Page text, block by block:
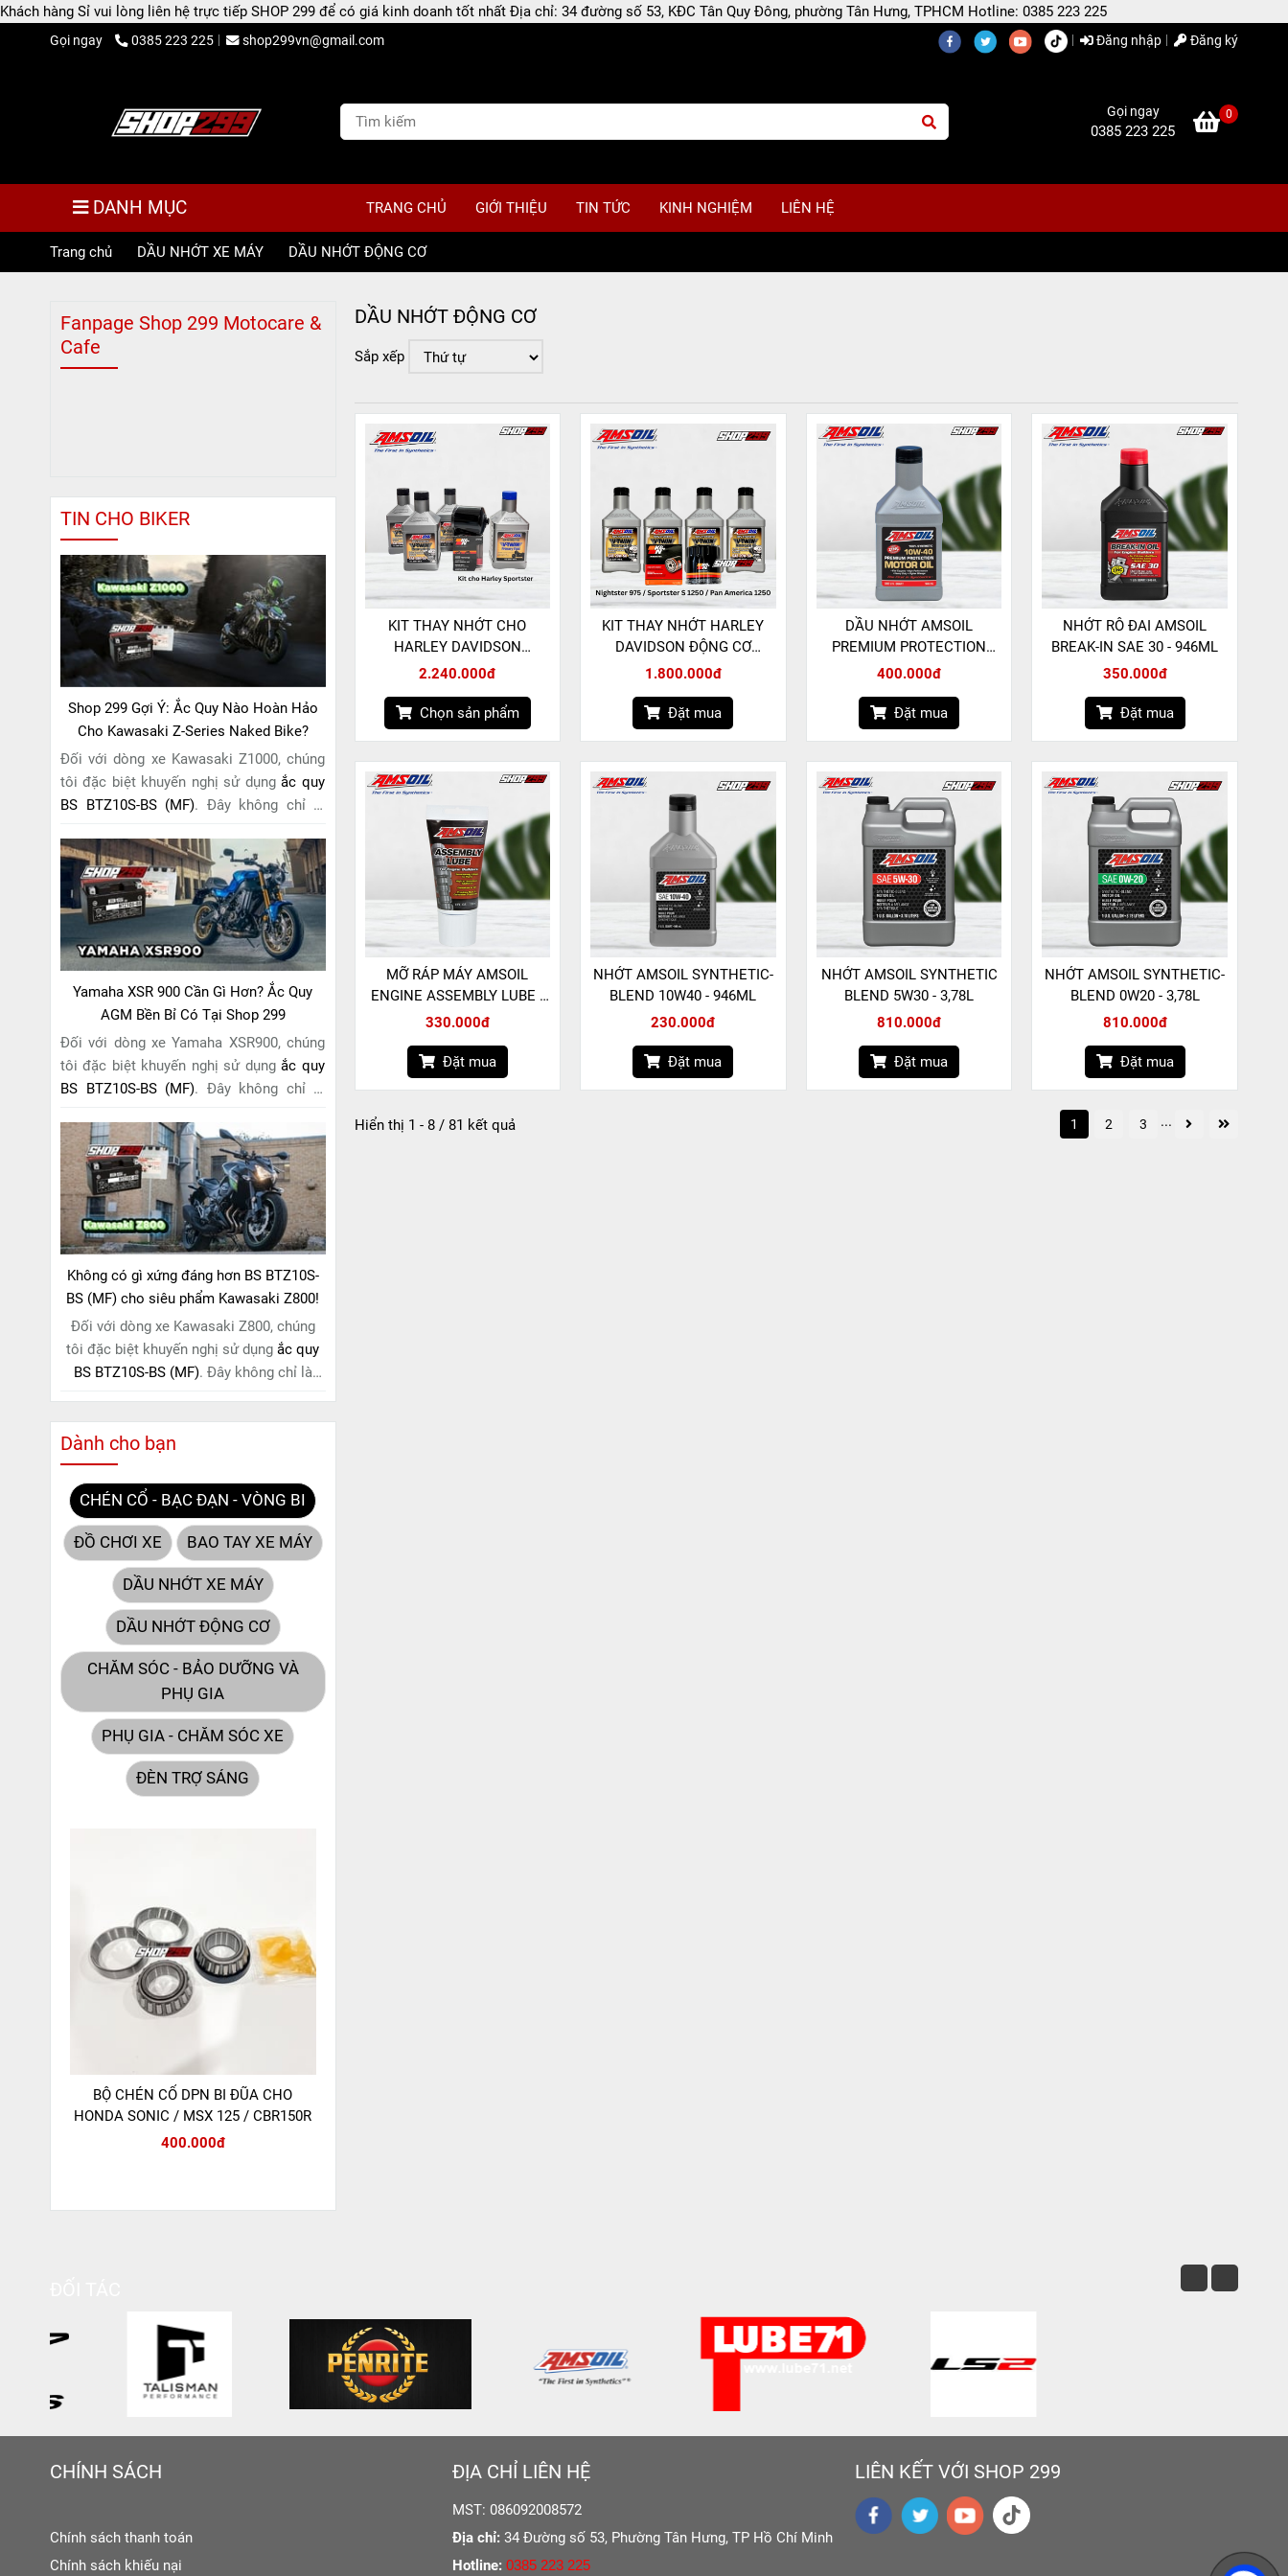
Gọi ngay 0385 223 225 shop299vn@gmail.com Đăng nhập Đăng ký
Gọi ngay
0385 223 225
0
DANH MỤC TRANG CHỦ GIỚI THIỆU TIN TỨC KINH NGHIỆM LIÊN HỆ
Trang chủ DẦU NHỚT XE MÁY DẦU NHỚT ĐỘNG CƠ
DẦU NHỚT ĐỘNG CƠ
Sắp xếp
KIT THAY NHỚT CHO
HARLEY DAVIDSON
SPORSTER
2.240.000đ
Chọn sản phẩm
KIT THAY NHỚT HARLEY
DAVIDSON ĐỘNG CƠ
REVOLUTION MAX 2021+
1.800.000đ
Đặt mua
DẦU NHỚT AMSOIL
PREMIUM PROTECTION
SYNTHETIC MOTOR OIL
400.000đ
Đặt mua
NHỚT RÔ ĐAI AMSOIL
BREAK-IN SAE 30 - 946ML
350.000đ
Đặt mua
MỠ RÁP MÁY AMSOIL
ENGINE ASSEMBLY LUBE -
118ML
330.000đ
Đặt mua
NHỚT AMSOIL SYNTHETIC-
BLEND 10W40 - 946ML
230.000đ
Đặt mua
NHỚT AMSOIL SYNTHETIC
BLEND 5W30 - 3,78L
810.000đ
Đặt mua
NHỚT AMSOIL SYNTHETIC-
BLEND 0W20 - 3,78L
810.000đ
Đặt mua
Hiển thị 1 - 8 / 81 kết quả 1 2 3 ...
Fanpage Shop 299 Motocare &
Cafe
TIN CHO BIKER
Shop 299 Gợi Ý: Ắc Quy Nào Hoàn Hảo
Cho Kawasaki Z-Series Naked Bike?
Đối với dòng xe Kawasaki Z1000, chúng
tôi đặc biệt khuyến nghị sử dụng ắc quy
BS BTZ10S-BS (MF). Đây không chỉ là
giải pháp hoàn hảo được thiết kế dành
riêng cho "chiến mã" này. Vớicông nghệ
MF (Maintenance Free)tiên tiến, loại ắc
quy khô này hoàn toàn không cần bảo
dưỡng.
Yamaha XSR 900 Cần Gì Hơn? Ắc Quy
AGM Bền Bỉ Có Tại Shop 299
Đối với dòng xe Yamaha XSR900, chúng
tôi đặc biệt khuyến nghị sử dụng ắc quy
BS BTZ10S-BS (MF). Đây không chỉ là
giải pháp hoàn hảo được thiết kế dành
riêng cho "chiến mã" retro này. Với công
nghệ MF (Maintenance Free)tiên tiến,
loại ắc quy khô này hoàn toàn không cần
bảo dưỡng.
Không có gì xứng đáng hơn BS BTZ10S-
BS (MF) cho siêu phẩm Kawasaki Z800!
Đối với dòng xe Kawasaki Z800, chúng
tôi đặc biệt khuyến nghị sử dụngắc quy
BS BTZ10S-BS (MF). Đây không chỉ là
giải pháp hoàn hảo được thiết kế dành
riêng cho "chiến mã" này. Với
MF (Maintenance Free)
quy khô này hoàn toàn không cần bảo
dưỡng.
Dành cho bạn
CHÉN CỔ - BẠC ĐẠN - VÒNG BI
ĐỒ CHƠI XE BAO TAY XE MÁY
DẦU NHỚT XE MÁY
DẦU NHỚT ĐỘNG CƠ
CHĂM SÓC - BẢO DƯỠNG VÀ
PHỤ GIA
PHỤ GIA - CHĂM SÓC XE
ĐÈN TRỢ SÁNG
BỘ CHÉN CỔ DPN BI ĐŨA CHO
HONDA SONIC / MSX 125 / CBR150R
400.000đ
CHÍNH SÁCH
Chính sách thanh toán
Chính sách khiếu nại
ĐỊA CHỈ LIÊN HỆ
MST: 086092008572
Địa chỉ: 34 Đường số 53, Phường Tân Hưng, TP Hồ Chí Minh
Hotline: 0385 223 225
LIÊN KẾT VỚI SHOP 299
Khách hàng Sỉ vui lòng liên hệ trực tiếp SHOP 299 để có giá kinh doanh tốt nhất Địa chỉ: 34 đường số 53, KĐC Tân Quy Đông, phường Tân Hưng, TPHCM Hotline: 0385 223 225